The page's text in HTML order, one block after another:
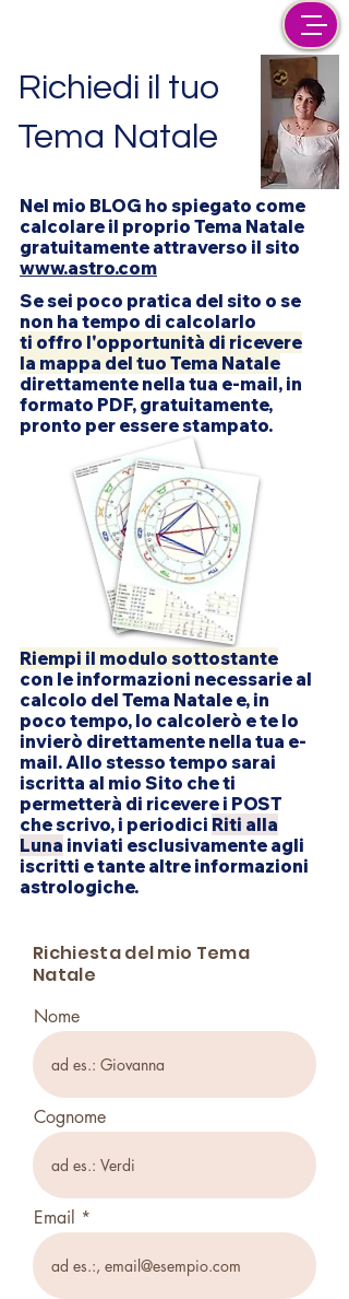
Richiedi il tuo
Tema Natale
Nel mio BLOG ho spiegato come
calcolare il proprio Tema Natale
gratuitamente attraverso il sito
www.astro.com
Se sei poco pratica del sito o se
non ha tempo di calcolarlo
ti offro l'opportunità di ricevere
la mappa del tuo Tema Natale
direttamente nella tua e-mail, in
formato PDF, gratuitamente,
pronto per essere stampato.
Riempi il modulo sottostante
con le informazioni necessarie al
calcolo del Tema Natale e, in
poco tempo, lo calcolerò e te lo
invierò direttamente nella tua e-
mail. Allo stesso tempo sarai
iscritta al mio Sito che ti
permetterà di ricevere i POST
che scrivo, i periodici Riti alla
Luna inviati esclusivamente agli
iscritti e tante altre informazioni
astrologiche.
Richiesta del mio Tema
Natale
Nome
Cognome
Email